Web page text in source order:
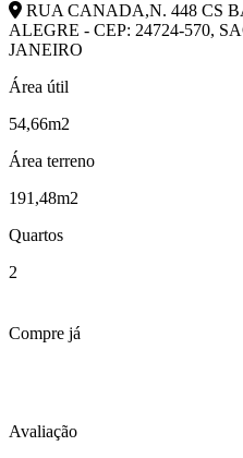
RUA CANADA,N. 448 CS
ALEGRE - CEP: 24724-570,
JANEIRO
Área útil
54,66m2
Área terreno
191,48m2
Quartos
2
Compre já
Avaliação